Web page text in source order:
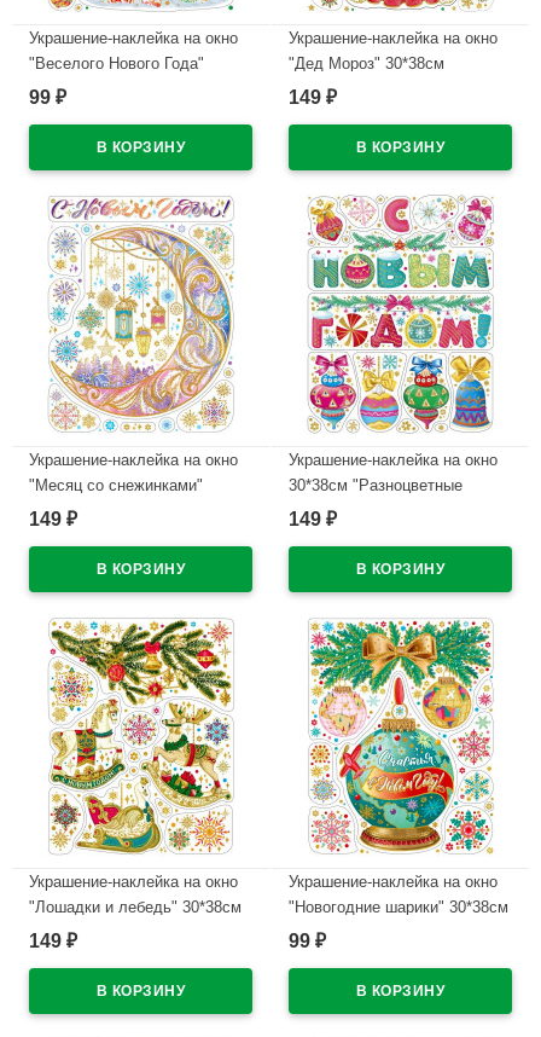
Украшение-наклейка на окно
"Веселого Нового Года"
30*38см арт.85323
99 ₽
Украшение-наклейка на окно
"Дед Мороз" 30*38см
арт.85328
149 ₽
Украшение-наклейка на окно
"Месяц со снежинками"
30*38см арт.85330
149 ₽
Украшение-наклейка на окно
30*38см "Разноцветные
елочные игрушки" арт.85331
149 ₽
Украшение-наклейка на окно
"Лошадки и лебедь" 30*38см
арт.85332
149 ₽
Украшение-наклейка на окно
"Новогодние шарики" 30*38см
арт.85333
99 ₽